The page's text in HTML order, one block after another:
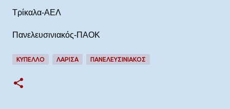
Τρίκαλα-ΑΕΛ
Πανελευσινιακός-ΠΑΟΚ
ΚΎΠΕΛΛΟ ΛΑΡΙΣΑ ΠΑΝΕΛΕΥΣΙΝΙΑΚΟΣ